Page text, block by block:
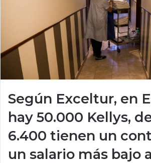
Según Exceltur, en
hay 50.000 Kellys,
6.400 tienen un
un salario más bajo